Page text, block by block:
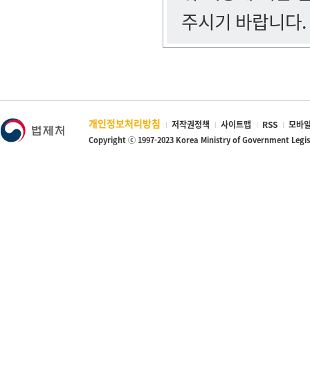
주시기 바랍니다.
개인정보처리방침 저작권정책 사이트맵 RSS 모바
Copyright ⓒ 1997-2023 Korea Ministry of Government